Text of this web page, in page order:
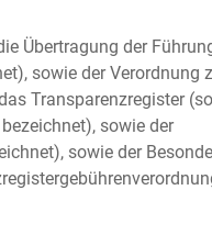
Übertragung der
sowie der
Transparenzregister
bezeichnet), sowie der
sowie der